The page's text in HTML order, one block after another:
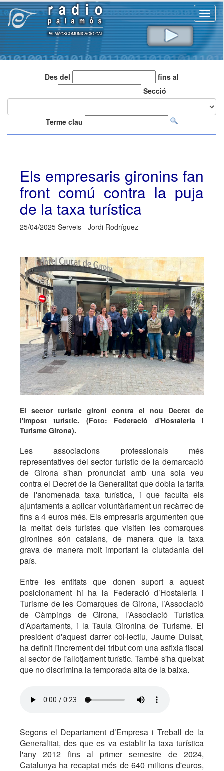
Des del
fins al
Secció
Terme clau
Els empresaris gironins fan
front comú contra la puja
de la taxa turística
25/04/2025 Serveis - Jordi Rodríguez
El sector turístic gironí contra el nou Decret de
l'impost turístic. (Foto: Federació d'Hostaleria i
Turisme Girona).
Les associacions professionals més
representatives del sector turístic de la demarcació
de Girona s'han pronunciat amb una sola veu
contra el Decret de la Generalitat que dobla la tarifa
de l'anomenada taxa turística, i que faculta els
ajuntaments a aplicar voluntàriament un recàrrec de
fins a 4 euros més. Els empresaris argumenten que
la meitat dels turistes que visiten les comarques
gironines són catalans, de manera que la taxa
grava de manera molt important la ciutadania del
país.
Entre les entitats que donen suport a aquest
posicionament hi ha la Federació d’Hostaleria i
Turisme de les Comarques de Girona, l’Associació
de Càmpings de Girona, l’Associació Turística
d’Apartaments, i la Taula Gironina de Turisme. El
president d'aquest darrer col·lectiu, Jaume Dulsat,
ha definit l'increment del tribut com una asfixia fiscal
al sector de l'allotjament turístic. També s'ha queixat
que no discrimina la temporada alta de la baixa.
Segons el Departament d’Empresa i Treball de la
Generalitat, des que es va establir la taxa turística
l'any 2012 fins al primer semestre de 2024,
Catalunya ha recaptat més de 640 milions d'euros,